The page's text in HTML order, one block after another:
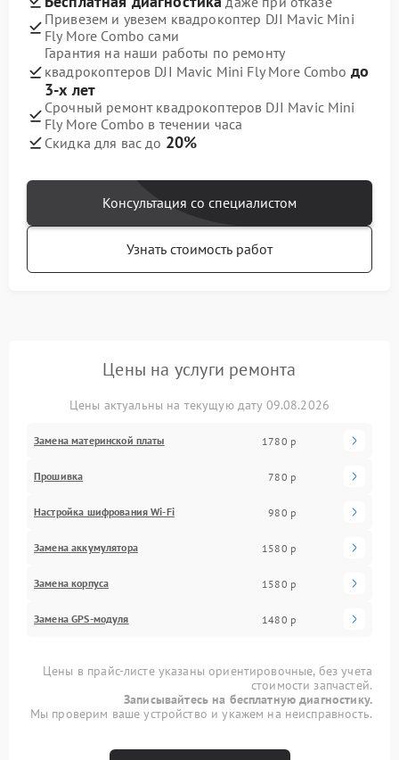
Привезем и увезем квадрокоптер DJI Mavic Mini
Fly More Combo сами
Гарантия на наши работы по ремонту
квадрокоптеров DJI Mavic Mini Fly More Combo до
3-х лет
Срочный ремонт квадрокоптеров DJI Mavic Mini
Fly More Combo в течении часа
Скидка для вас до 20%
Консультация со специалистом
Узнать стоимость работ
Цены на услуги ремонта
Цены актуальны на текущую дату 09.08.2026
Замена материнской платы 1780 р
Прошивка 780 р
Настройка шифрования Wi-Fi 980 р
Замена аккумулятора 1580 р
Замена корпуса 1580 р
Замена GPS-модуля 1480 р
Цены в прайс-листе указаны ориентировочные, без учета
стоимости запчастей.
Записывайтесь на бесплатную диагностику.
Мы проверим ваше устройство и укажем на неисправность.